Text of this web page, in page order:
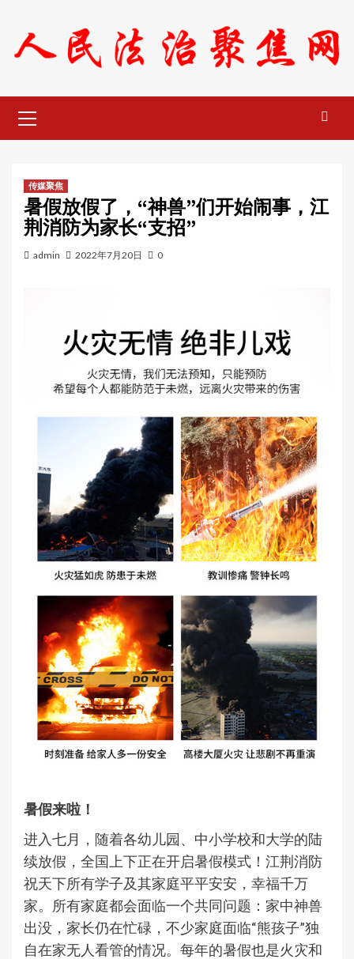
content
Menu
传媒聚焦
暑假放假了，“神兽”们开始闹事，江
荆消防为家长“支招”
admin 2022年7月20日 0
暑假来啦！
进入七月，随着各幼儿园、中小学校和大学的陆
续放假，全国上下正在开启暑假模式！江荆消防
祝天下所有学子及其家庭平平安安，幸福千万
家。所有家庭都会面临一个共同问题：家中神兽
出没，家长仍在忙碌，不少家庭面临“熊孩子”独
自在家无人看管的情况。每年的暑假也是火灾和